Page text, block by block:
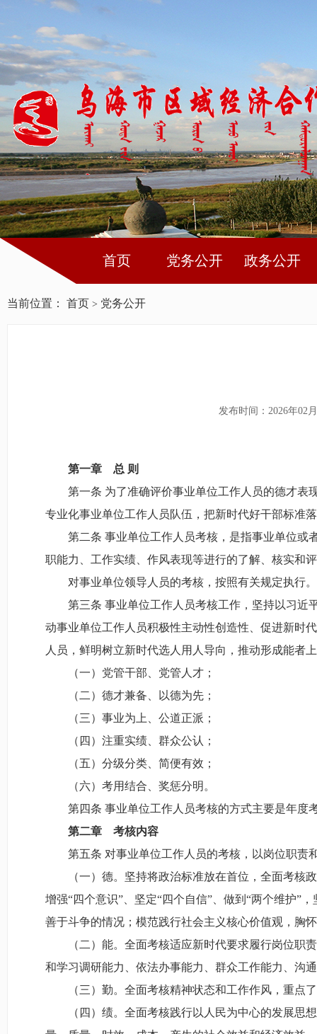
首页 党务公开 政务公开
当前位置： 首页 > 党务公开
发布时间：2026年02
第一章 总 则
第一条 为了准确评价事业单位工作人员的德才表
专业化事业单位工作人员队伍，把新时代好干部标准
第二条 事业单位工作人员考核，是指事业单位或
职能力、工作实绩、作风表现等进行的了解、核实和
对事业单位领导人员的考核，按照有关规定执行。
第三条 事业单位工作人员考核工作，坚持以习近
动事业单位工作人员积极性主动性创造性、促进新时
人员，鲜明树立新时代选人用人导向，推动形成能者
（一）党管干部、党管人才；
（二）德才兼备、以德为先；
（三）事业为上、公道正派；
（四）注重实绩、群众公认；
（五）分级分类、简便有效；
（六）考用结合、奖惩分明。
第四条 事业单位工作人员考核的方式主要是年度
第二章 考核内容
第五条 对事业单位工作人员的考核，以岗位职责
（一）德。坚持将政治标准放在首位，全面考核政
增强“四个意识”、坚定“四个自信”、做到“两个维护”
善于斗争的情况；模范践行社会主义核心价值观，胸
（二）能。全面考核适应新时代要求履行岗位职责
和学习调研能力、依法办事能力、群众工作能力、沟
（三）勤。全面考核精神状态和工作作风，重点了
（四）绩。全面考核践行以人民为中心的发展思想